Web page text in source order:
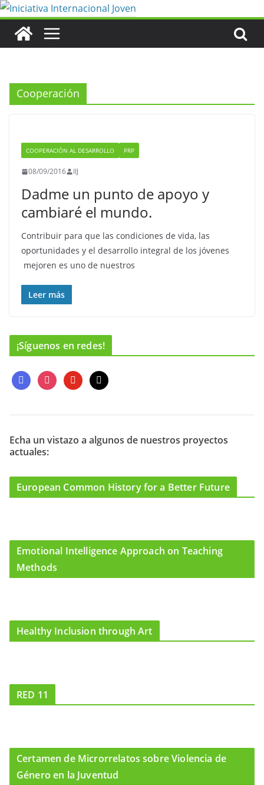
Saltar
contenido
Cooperación
COOPERACIÓN AL DESARROLLO PRP
08/09/2016 IIJ
Dadme un punto de apoyo y
cambiaré el mundo.
Contribuir para que las condiciones de vida, las
oportunidades y el desarrollo integral de los jóvenes
mejoren es uno de nuestros
Leer más
¡Síguenos en redes!
f
a
e
o
o
i
n
t
g
r
m
y
o
t
b
m
a
l
Echa un vistazo a algunos de nuestros proyectos
actuales:
European Common History for a Better Future
Emotional Intelligence Approach on Teaching
Methods
Healthy Inclusion through Art
RED 11
Certamen de Microrrelatos sobre Violencia de
Género en la Juventud